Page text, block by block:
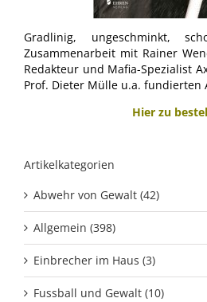
Gradlinig, ungeschminkt,
Zusammenarbeit mit Rainer
Redakteur und Mafia-Spezialist
Prof. Dieter Mülle u.a. fundierten
Hier zu
Artikelkategorien
Abwehr von Gewalt (42)
Allgemein (398)
Einbrecher im Haus (3)
Fussball und Gewalt (10)